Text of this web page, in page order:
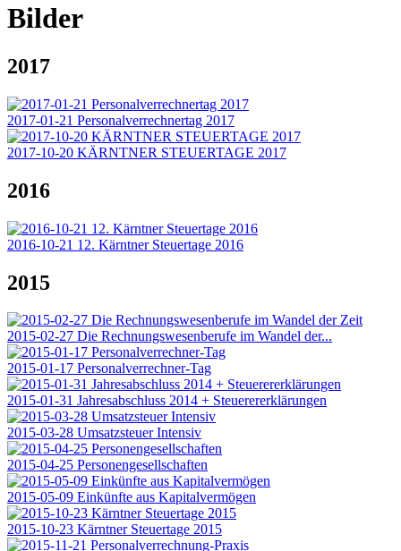
Bilder
2017
2017-01-21 Personalverrechnertag 2017
2017-10-20 KÄRNTNER STEUERTAGE 2017
2016
2016-10-21 12. Kärntner Steuertage 2016
2015
2015-02-27 Die Rechnungswesenberufe im Wandel der...
2015-01-17 Personalverrechner-Tag
2015-01-31 Jahresabschluss 2014 + Steuerererklärungen
2015-03-28 Umsatzsteuer Intensiv
2015-04-25 Personengesellschaften
2015-05-09 Einkünfte aus Kapitalvermögen
2015-10-23 Kärntner Steuertage 2015